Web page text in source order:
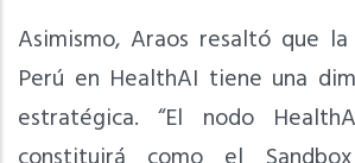
Asimismo, Araos resaltó que
Perú en HealthAI tiene una
estratégica. “El nodo